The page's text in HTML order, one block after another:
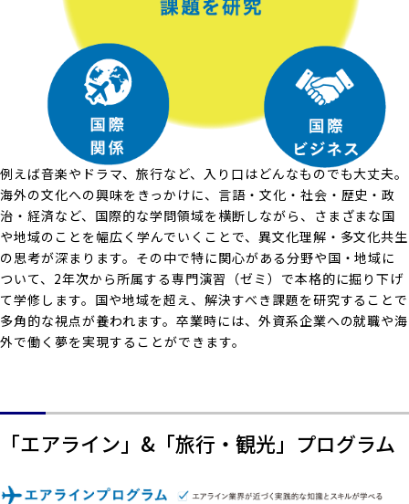
例えば音楽やドラマ、旅行など、入り口はどんなものでも大丈夫。
海外の文化への興味をきっかけに、言語・文化・社会・歴史・政
治・経済など、国際的な学問領域を横断しながら、さまざまな国
や地域のことを幅広く学んでいくことで、異文化理解・多文化共生
の思考が深まります。その中で特に関心がある分野や国・地域に
ついて、2年次から所属する専門演習（ゼミ）で本格的に掘り下げ
て学修します。国や地域を超え、解決すべき課題を研究することで
多角的な視点が養われます。卒業時には、外資系企業への就職や海
外で働く夢を実現することができます。
「エアライン」&「旅行・観光」プログラム